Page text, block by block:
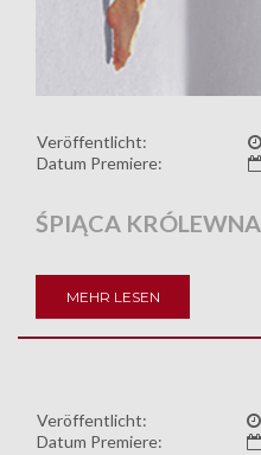
Veröffentlicht:
Datum Premiere:
ŚPIĄCA KRÓLEWNA
MEHR LESEN
Veröffentlicht:
Datum Premiere: